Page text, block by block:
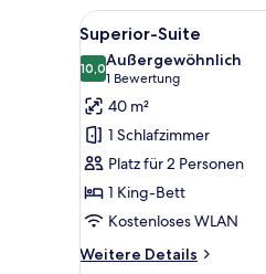
Zweibettzimmer
Alle
Fotos
für
Superior-
Suite
anzeigen
11
Superior-Suite
10,010,0 von 10
Außergewöhnlich
1 Bewertung
(1
Bewertung)
40 m²
1 Schlafzimmer
Platz für 2 Personen
1 King-Bett
Kostenloses WLAN
Weitere Details
Weitere